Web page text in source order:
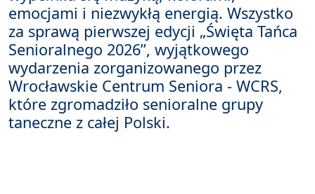
emocjami i niezwykłą energią. Wszystko
za sprawą pierwszej edycji „Święta Tańca
Senioralnego 2026”, wyjątkowego
wydarzenia zorganizowanego przez
Wrocławskie Centrum Seniora - WCRS,
które zgromadziło senioralne grupy
taneczne z całej Polski.